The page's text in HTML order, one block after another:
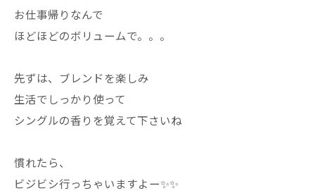
お仕事帰りなんで
ほどほどのボリュームで。。。
先ずは、ブレンドを楽しみ
生活でしっかり使って
シングルの香りを覚えて下さいね
慣れたら、
ビジビシ行っちゃいますよー✨✨